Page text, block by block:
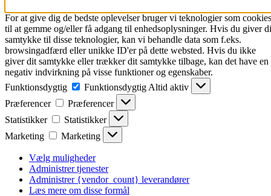
For at give dig de bedste oplevelser bruger vi teknologier som cookies
til at gemme og/eller få adgang til enhedsoplysninger. Hvis du giver
samtykke til disse teknologier, kan vi behandle data som f.eks.
browsingadfærd eller unikke ID'er på dette websted. Hvis du ikke
giver dit samtykke eller trækker dit samtykke tilbage, kan det have en
negativ indvirkning på visse funktioner og egenskaber.
Funktionsdygtig
Funktionsdygtig Altid aktiv
Præferencer
Præferencer
Statistikker
Statistikker
Marketing
Marketing
Vælg muligheder
Administrer tjenester
Administrer {vendor_count} leverandører
Læs mere om disse formål